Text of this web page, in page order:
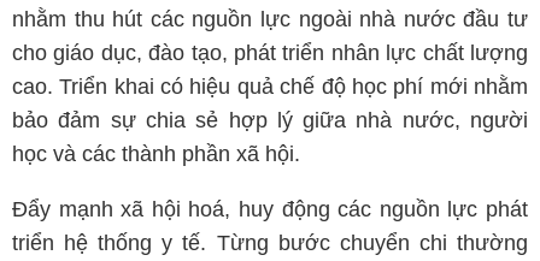
nhằm thu hút các nguồn lực ngoài nhà nước đầu tư
cho giáo dục, đào tạo, phát triển nhân lực chất lượng
cao. Triển khai có hiệu quả chế độ học phí mới nhằm
bảo đảm sự chia sẻ hợp lý giữa nhà nước, người
học và các thành phần xã hội.
Đẩy mạnh xã hội hoá, huy động các nguồn lực phát
triển hệ thống y tế. Từng bước chuyển chi thường